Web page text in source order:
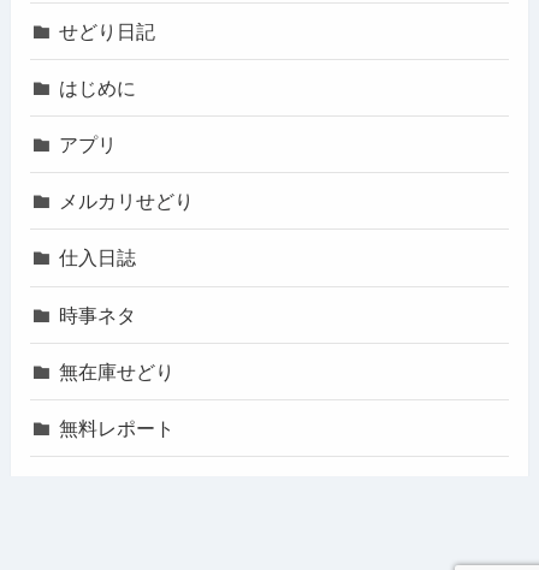
せどり日記
はじめに
アプリ
メルカリせどり
仕入日誌
時事ネタ
無在庫せどり
無料レポート